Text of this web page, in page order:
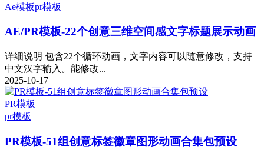
Ae模板pr模板
AE/PR模板-22个创意三维空间感文字标题展示动画
详细说明 包含22个循环动画，文字内容可以随意修改，支持
中文汉字输入。能修改...
2025-10-17
PR模板
pr模板
PR模板-51组创意标签徽章图形动画合集包预设